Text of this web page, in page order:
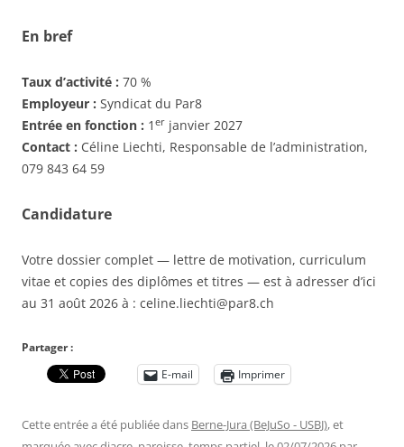
En bref
Taux d’activité : 70 %
Employeur : Syndicat du Par8
Entrée en fonction : 1 er janvier 2027
Contact : Céline Liechti, Responsable de l’administration,
079 843 64 59
Candidature
Votre dossier complet — lettre de motivation, curriculum
vitae et copies des diplômes et titres — est à adresser d’ici
au 31 août 2026 à : celine.liechti@par8.ch
Partager :
E-mail
Imprimer
Cette entrée a été publiée dans Berne-Jura (BeJuSo - USBJ), et